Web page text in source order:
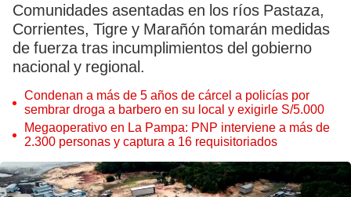
Comunidades asentadas en los ríos Pastaza,
Corrientes, Tigre y Marañón tomarán medidas
de fuerza tras incumplimientos del gobierno
nacional y regional.
Condenan a más de 5 años de cárcel a policías por
sembrar droga a barbero en su local y exigirle S/5.000
Megaoperativo en La Pampa: PNP interviene a más de
2.300 personas y captura a 16 requisitoriados